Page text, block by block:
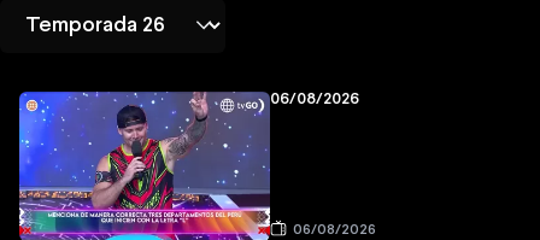
06/08/2026
06/08/2026